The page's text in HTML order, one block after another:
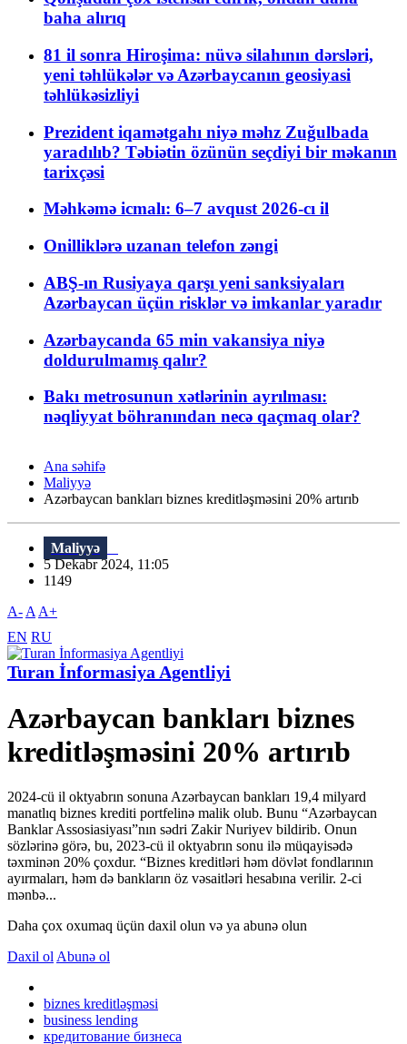
baha alırıq
81 il sonra Hiroşima: nüvə silahının dərsləri,
yeni təhlükələr və Azərbaycanın geosiyasi
təhlükəsizliyi
Prezident iqamətgahı niyə məhz Zuğulbada
yaradılıb? Təbiətin özünün seçdiyi bir məkanın
tarixçəsi
Məhkəmə icmalı: 6–7 avqust 2026-cı il
Onilliklərə uzanan telefon zəngi
ABŞ-ın Rusiyaya qarşı yeni sanksiyaları
Azərbaycan üçün risklər və imkanlar yaradır
Azərbaycanda 65 min vakansiya niyə
doldurulmamış qalır?
Bakı metrosunun xətlərinin ayrılması:
nəqliyyat böhranından necə qaçmaq olar?
Ana səhifə
Maliyyə
Azərbaycan bankları biznes kreditləşməsini 20% artırıb
Maliyyə
5 Dekabr 2024, 11:05
1149
A- A A+
EN RU
Turan İnformasiya Agentliyi
Azərbaycan bankları biznes
kreditləşməsini 20% artırıb
2024-cü il oktyabrın sonuna Azərbaycan bankları 19,4 milyard
manatlıq biznes krediti portfelinə malik olub. Bunu “Azərbaycan
Banklar Assosiasiyası”nın sədri Zakir Nuriyev bildirib. Onun
sözlərinə görə, bu, 2023-cü il oktyabrın sonu ilə müqayisədə
təxminən 20% çoxdur. “Biznes kreditləri həm dövlət fondlarının
ayırmaları, həm də bankların öz vəsaitləri hesabına verilir. 2-ci
mənbə...
Daha çox oxumaq üçün daxil olun və ya abunə olun
Daxil ol Abunə ol
biznes kreditləşməsi
business lending
кредитование бизнеса